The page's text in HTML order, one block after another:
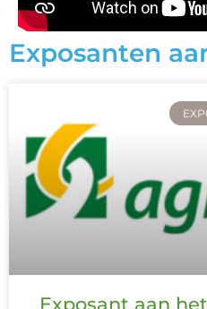
Exposanten
Exposant aan